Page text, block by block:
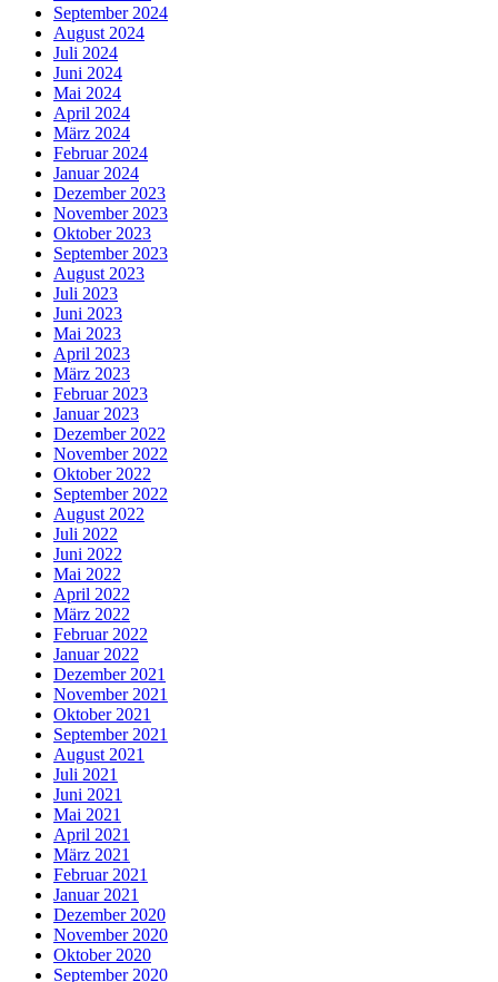
September 2024
August 2024
Juli 2024
Juni 2024
Mai 2024
April 2024
März 2024
Februar 2024
Januar 2024
Dezember 2023
November 2023
Oktober 2023
September 2023
August 2023
Juli 2023
Juni 2023
Mai 2023
April 2023
März 2023
Februar 2023
Januar 2023
Dezember 2022
November 2022
Oktober 2022
September 2022
August 2022
Juli 2022
Juni 2022
Mai 2022
April 2022
März 2022
Februar 2022
Januar 2022
Dezember 2021
November 2021
Oktober 2021
September 2021
August 2021
Juli 2021
Juni 2021
Mai 2021
April 2021
März 2021
Februar 2021
Januar 2021
Dezember 2020
November 2020
Oktober 2020
September 2020